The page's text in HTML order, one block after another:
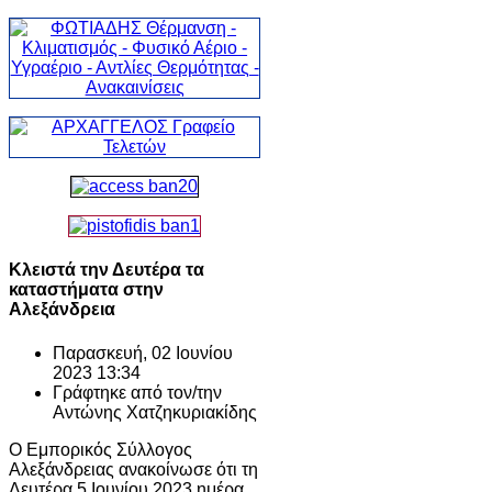
Κλειστά την Δευτέρα τα
καταστήματα στην
Αλεξάνδρεια
Παρασκευή, 02 Ιουνίου
2023 13:34
Γράφτηκε από τον/την
Αντώνης Χατζηκυριακίδης
Ο Εμπορικός Σύλλογος
Αλεξάνδρειας ανακοίνωσε ότι τη